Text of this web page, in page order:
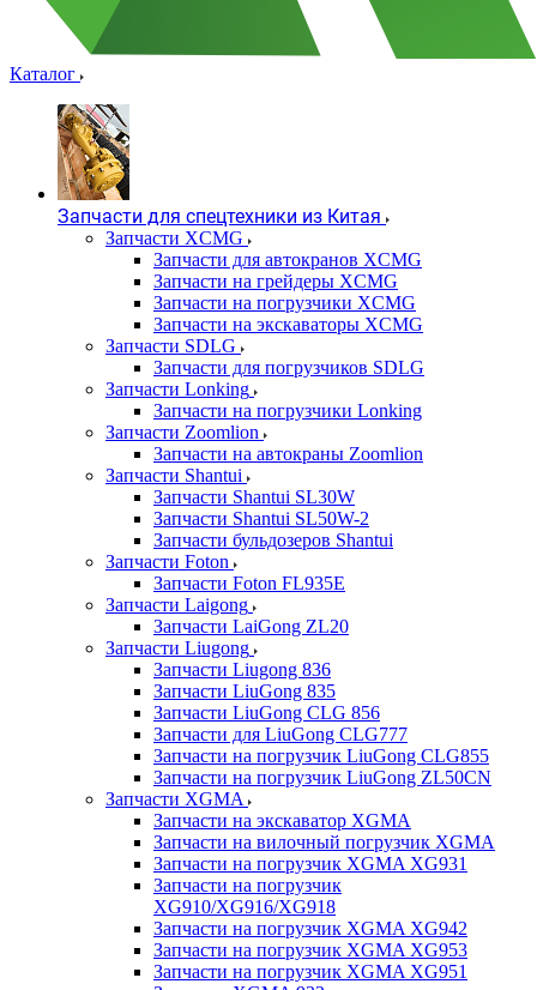
Каталог
Запчасти для спецтехники из Китая
Запчасти XCMG
Запчасти для автокранов XCMG
Запчасти на грейдеры XCMG
Запчасти на погрузчики XCMG
Запчасти на экскаваторы XCMG
Запчасти SDLG
Запчасти для погрузчиков SDLG
Запчасти Lonking
Запчасти на погрузчики Lonking
Запчасти Zoomlion
Запчасти на автокраны Zoomlion
Запчасти Shantui
Запчасти Shantui SL30W
Запчасти Shantui SL50W-2
Запчасти бульдозеров Shantui
Запчасти Foton
Запчасти Foton FL935E
Запчасти Laigong
Запчасти LaiGong ZL20
Запчасти Liugong
Запчасти Liugong 836
Запчасти LiuGong 835
Запчасти LiuGong CLG 856
Запчасти для LiuGong CLG777
Запчасти на погрузчик LiuGong CLG855
Запчасти на погрузчик LiuGong ZL50CN
Запчасти XGMA
Запчасти на экскаватор XGMA
Запчасти на вилочный погрузчик XGMA
Запчасти на погрузчик XGMA XG931
Запчасти на погрузчик
XG910/XG916/XG918
Запчасти на погрузчик XGMA XG942
Запчасти на погрузчик XGMA XG953
Запчасти на погрузчик XGMA XG951